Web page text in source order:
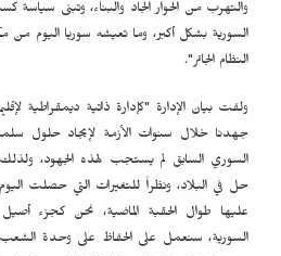
والتهرب من الحوار الجاد والبناء، وتبنى سياسة
السورية بشكل أكبر، وما تعيشه سوريا اليوم من
النظام الجائر".
ولفت بيان الإدارة "كإدارة ذاتية ديمقراطية
جهدنا خلال سنوات الأزمة لإيجاد حلول
السوري السابق لم يستجب لهذه الجهود،
حل في البلاد، ونظراً للتغيرات التي حصلت
عليها طوال الحقبة الماضية، نحن كجزء
السورية، سنعمل على الحفاظ على وحدة الشعب